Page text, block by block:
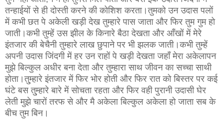
तन्हाईयों से ही दोस्ती करने की कोशिश करता।तुमको उन उदास पलों
में कभी छत पे अकेली खड़ी देख तुम्हारे पास जाता और फिर तुम गुम हो
जाती।कभी तुम्हें उस झील के किनारे बैठा देखता और आँखों में मेरे
इंतजार की बेचैनी तुम्हारे लाख छुपाने पर भी झलक जाती।कभी तुम्हें
अपनी उदास जिंदगी में हर उन राहों पे खड़ी देखता जहाँ मेरा अकेलापन
मुझे बिल्कुल अधीर बना देता और तुम्हारा साथ जीवन का सच्चा साथी
होता।तु्म्हारे इंतजार में फिर भोर होती और फिर रात को बिस्तर पर कई
घंटे बस तु्म्हारे बारे में सोचता रहता और फिर वही पुरानी उदासी घेर
लेती मुझे चारों तरफ से और मै अकेला बिल्कुल अकेला हो जाता सब के
बीच तुम बिन।